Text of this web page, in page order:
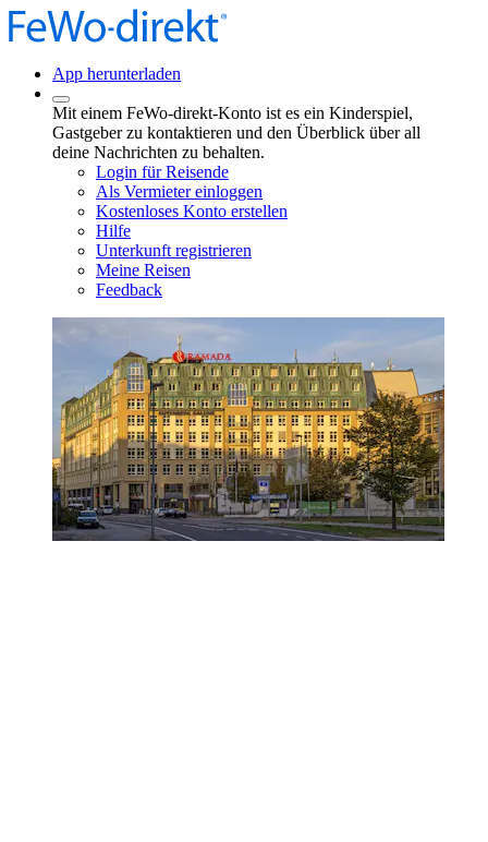
App herunterladen
Mit einem FeWo-direkt-Konto ist es ein Kinderspiel,
Gastgeber zu kontaktieren und den Überblick über all
deine Nachrichten zu behalten.
Login für Reisende
Als Vermieter einloggen
Kostenloses Konto erstellen
Hilfe
Unterkunft registrieren
Meine Reisen
Feedback